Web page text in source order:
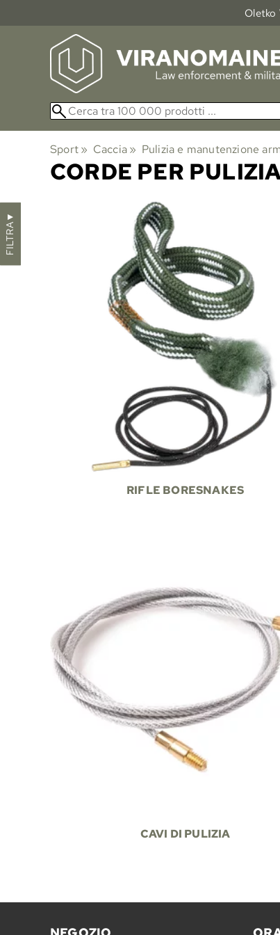
Oletko
Sport‪» Caccia‪» Pulizia e manutenzione
CORDE PER
FILTRA
▼
RIFLE BORESNAKES
CAVI DI PULIZIA